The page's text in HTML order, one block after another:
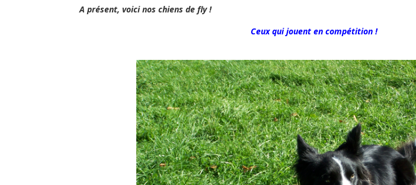
A présent, voici nos chiens de fly !
Ceux qui jouent en compétition !